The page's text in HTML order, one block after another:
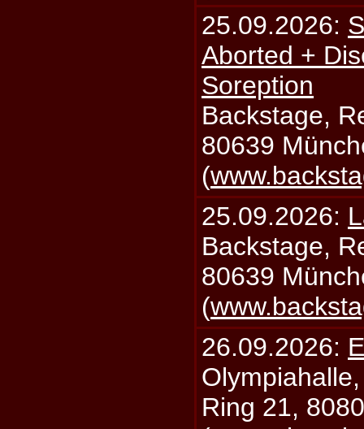
25.09.2026:
Aborted +
Soreption
Backstage,
80639
(
25.09.2026:
Backstage,
80639
(
26.09.2026:
Ring 21,